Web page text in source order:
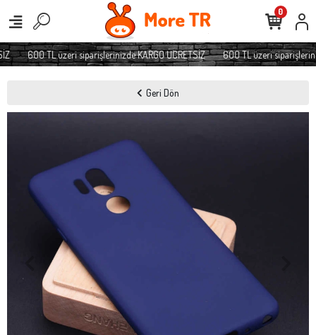
600 TL üzeri siparişlerinizde KARGO ÜCRETSİZ 600 TL üzeri
0
Geri Dön